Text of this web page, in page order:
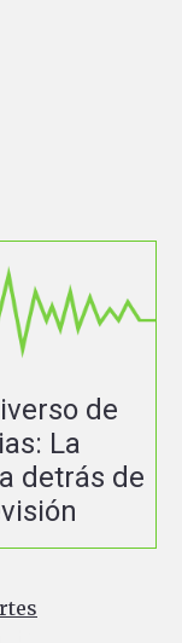
de
La
detrás de